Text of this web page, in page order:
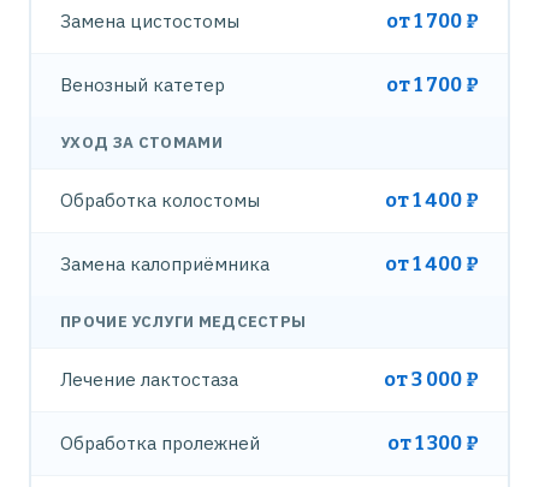
Замена цистостомы от 1 700 ₽
Венозный катетер от 1 700 ₽
УХОД ЗА СТОМАМИ
Обработка колостомы от 1 400 ₽
Замена калоприёмника от 1 400 ₽
ПРОЧИЕ УСЛУГИ МЕДСЕСТРЫ
Лечение лактостаза от 3 000 ₽
Обработка пролежней от 1 300 ₽